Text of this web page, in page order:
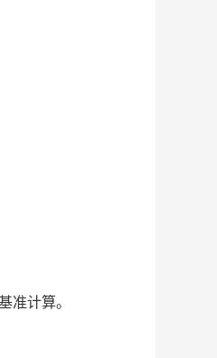
准计算。